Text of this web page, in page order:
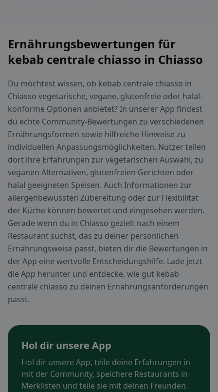
Ernährungsbewertungen für
kebab centrale chiasso in Chiasso
Du möchtest wissen, ob kebab centrale chiasso in
Chiasso vegetarische, vegane, glutenfreie oder halal-
konforme Optionen anbietet? In unserer App findest
du echte Community-Bewertungen zu verschiedenen
Ernährungsformen sowie hilfreiche Hinweise zu
individuellen Anpassungsmöglichkeiten. Nutzer teilen
dort ihre Erfahrungen zur vegetarischen Auswahl, zu
veganen Alternativen, glutenfreien Gerichten oder
halal geeigneten Speisen. Auch Informationen zur
allergenbewussten Zubereitung oder zur Flexibilität
der Küche können bewertet und eingesehen werden.
Gerade wenn du in Chiasso gezielt nach einem
Restaurant suchst, das zu deiner persönlichen
Ernährungsweise passt, bieten dir die Bewertungen in
der App eine wertvolle Entscheidungshilfe. Lade jetzt
die App herunter und entdecke, wie gut kebab
centrale chiasso zu deinen Ernährungsanforderungen
passt.
Hol dir unsere App
Hol dir unsere App, teile deine Erfahrungen in
mit der Community, speichere Restaurants in
Merklisten und teile sie mit deinen Freunden.